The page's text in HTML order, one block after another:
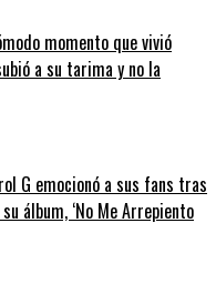
momento que vivió
a su tarima y no la
G emocionó a sus fans tras
álbum, ‘No Me Arrepiento